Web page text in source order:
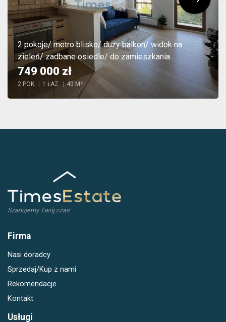
2 pokoje/ metro blisko/ duży balkon/ widok na
zieleń/ zadbane osiedle/ do zamieszkania
749 000 zł
2 POK. 1 ŁAZ. | 40 M²
Szanujemy Twój czas
Firma
Nasi doradcy
Sprzedaj/Kup z nami
Rekomendacje
Kontakt
Usługi